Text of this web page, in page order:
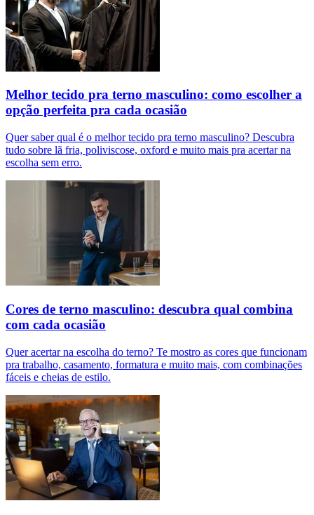
Melhor tecido pra terno masculino: como escolher a
opção perfeita pra cada ocasião
Quer saber qual é o melhor tecido pra terno masculino? Descubra
tudo sobre lã fria, poliviscose, oxford e muito mais pra acertar na
escolha sem erro.
Cores de terno masculino: descubra qual combina
com cada ocasião
Quer acertar na escolha do terno? Te mostro as cores que funcionam
pra trabalho, casamento, formatura e muito mais, com combinações
fáceis e cheias de estilo.